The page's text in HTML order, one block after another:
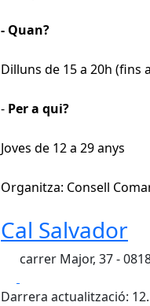
- Quan?
Dilluns de 15 a 20h (fins
- Per a qui?
Joves de 12 a 29 anys
Organitza: Consell
Cal Salvador
carrer Major, 37 -
Darrera actualització: